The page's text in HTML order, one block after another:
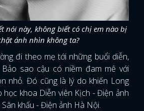
nói này, không biết có chị em nào bị
ánh nhìn không ta?
đi theo mẹ tới những buổi diễn,
Bảo sao cậu có niềm đam mê với
nhỏ. Đó cũng là lý do khiến Long
khoa Diễn viên Kịch - Điện ảnh
khấu - Điện ảnh Hà Nội.